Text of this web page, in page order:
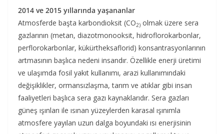
2014 ve 2015 yıllarında yaşananlar
Atmosferde başta karbondioksit (CO2) olmak üzere sera
gazlarının (metan, diazotmonooksit, hidroflorokarbonlar,
perflorokarbonlar, kükürtheksaflorid) konsantrasyonlarının
artmasının başlıca nedeni insandır. Özellikle enerji üretimi
ve ulaşımda fosil yakıt kullanımı, arazi kullanımındaki
değişiklikler, ormansızlaşma, tarım ve atıklar gibi insan
faaliyetleri başlıca sera gazı kaynaklarıdır. Sera gazları
güneş ışınları ile ısınan yüzeylerden karasal ışınımla
atmosfere yayılan uzun dalga boyundaki ısı enerjisinin